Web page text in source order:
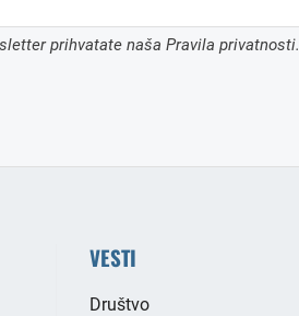
prihvatate naša Pravila privatnosti.
VESTI
Društvo